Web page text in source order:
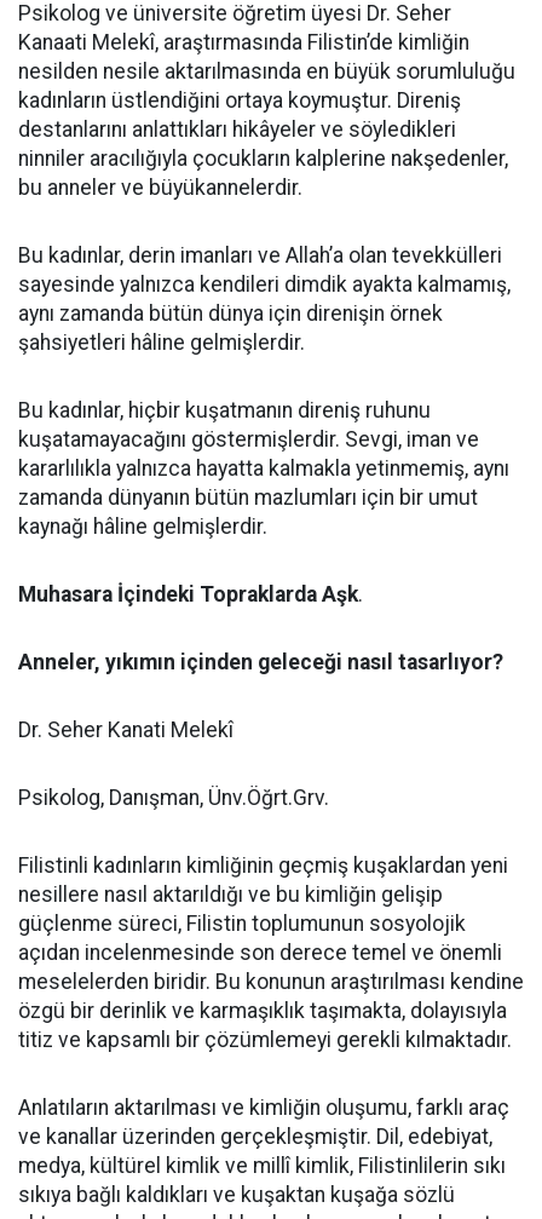
Psikolog ve üniversite öğretim üyesi Dr. Seher
Kanaati Melekî, araştırmasında Filistin’de kimliğin
nesilden nesile aktarılmasında en büyük sorumluluğu
kadınların üstlendiğini ortaya koymuştur. Direniş
destanlarını anlattıkları hikâyeler ve söyledikleri
ninniler aracılığıyla çocukların kalplerine nakşedenler,
bu anneler ve büyükannelerdir.
Bu kadınlar, derin imanları ve Allah’a olan tevekkülleri
sayesinde yalnızca kendileri dimdik ayakta kalmamış,
aynı zamanda bütün dünya için direnişin örnek
şahsiyetleri hâline gelmişlerdir.
Bu kadınlar, hiçbir kuşatmanın direniş ruhunu
kuşatamayacağını göstermişlerdir. Sevgi, iman ve
kararlılıkla yalnızca hayatta kalmakla yetinmemiş, aynı
zamanda dünyanın bütün mazlumları için bir umut
kaynağı hâline gelmişlerdir.
Muhasara İçindeki Topraklarda Aşk.
Anneler, yıkımın içinden geleceği nasıl tasarlıyor?
Dr. Seher Kanati Melekî
Psikolog, Danışman, Ünv.Öğrt.Grv.
Filistinli kadınların kimliğinin geçmiş kuşaklardan yeni
nesillere nasıl aktarıldığı ve bu kimliğin gelişip
güçlenme süreci, Filistin toplumunun sosyolojik
açıdan incelenmesinde son derece temel ve önemli
meselelerden biridir. Bu konunun araştırılması kendine
özgü bir derinlik ve karmaşıklık taşımakta, dolayısıyla
titiz ve kapsamlı bir çözümlemeyi gerekli kılmaktadır.
Anlatıların aktarılması ve kimliğin oluşumu, farklı araç
ve kanallar üzerinden gerçekleşmiştir. Dil, edebiyat,
medya, kültürel kimlik ve millî kimlik, Filistinlilerin sıkı
sıkıya bağlı kaldıkları ve kuşaktan kuşağa sözlü